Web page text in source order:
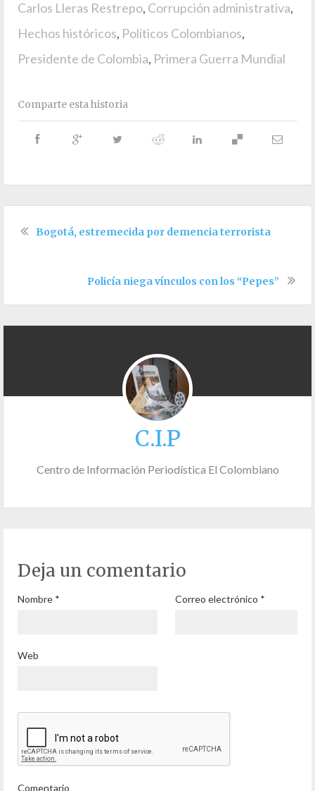
Carlos Lleras Restrepo, Corrupción administrativa,
Hechos históricos, Políticos Colombianos,
Presidente de Colombia, Primera Guerra Mundial
Comparte esta historia
Bogotá, estremecida por demencia terrorista
Policía niega vínculos con los “Pepes”
C.I.P
Centro de Información Periodística El Colombiano
Deja un comentario
Nombre * Correo electrónico *
Web
Comentario